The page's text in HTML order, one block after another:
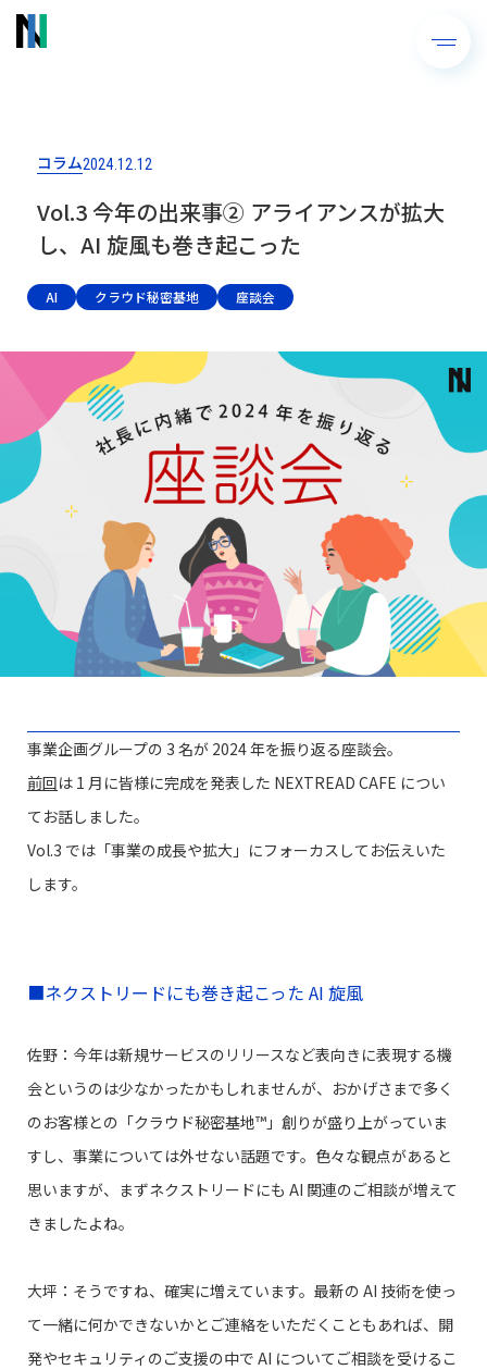
コラム2024.12.12
Vol.3 今年の出来事➁ アライアンスが拡大
し、AI 旋風も巻き起こった
AI クラウド秘密基地 座談会
事業企画グループの 3 名が 2024 年を振り返る座談会。
前回は 1 月に皆様に完成を発表した NEXTREAD CAFE につい
てお話しました。
Vol.3 では「事業の成長や拡大」にフォーカスしてお伝えいた
します。
■ネクストリードにも巻き起こった AI 旋風
佐野：今年は新規サービスのリリースなど表向きに表現する機
会というのは少なかったかもしれませんが、おかげさまで多く
のお客様との「クラウド秘密基地™」創りが盛り上がっていま
すし、事業については外せない話題です。色々な観点があると
思いますが、まずネクストリードにも AI 関連のご相談が増えて
きましたよね。
大坪：そうですね、確実に増えています。最新の AI 技術を使っ
て一緒に何かできないかとご連絡をいただくこともあれば、開
発やセキュリティのご支援の中で AI についてご相談を受けるこ